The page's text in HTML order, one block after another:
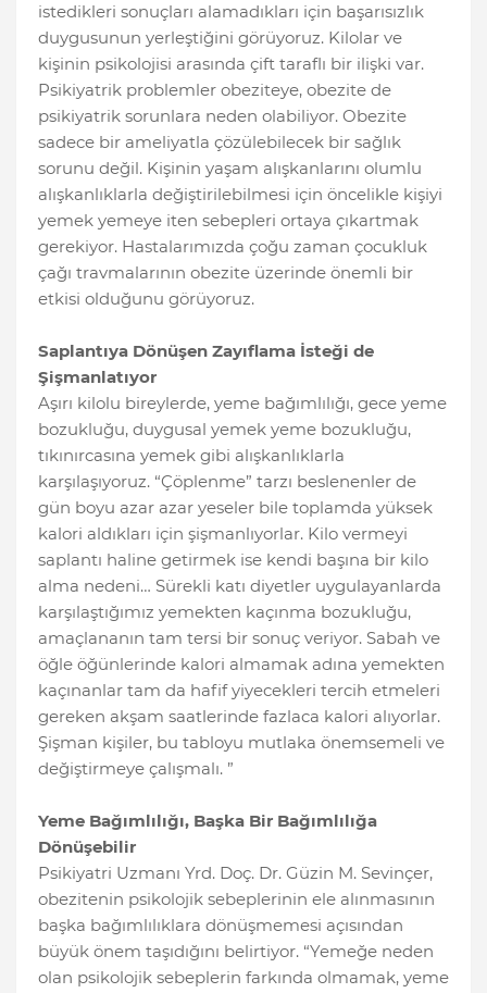
istedikleri sonuçları alamadıkları için başarısızlık
duygusunun yerleştiğini görüyoruz. Kilolar ve
kişinin psikolojisi arasında çift taraflı bir ilişki var.
Psikiyatrik problemler obeziteye, obezite de
psikiyatrik sorunlara neden olabiliyor. Obezite
sadece bir ameliyatla çözülebilecek bir sağlık
sorunu değil. Kişinin yaşam alışkanlarını olumlu
alışkanlıklarla değiştirilebilmesi için öncelikle kişiyi
yemek yemeye iten sebepleri ortaya çıkartmak
gerekiyor. Hastalarımızda çoğu zaman çocukluk
çağı travmalarının obezite üzerinde önemli bir
etkisi olduğunu görüyoruz.
Saplantıya Dönüşen Zayıflama İsteği de
Şişmanlatıyor
Aşırı kilolu bireylerde, yeme bağımlılığı, gece yeme
bozukluğu, duygusal yemek yeme bozukluğu,
tıkınırcasına yemek gibi alışkanlıklarla
karşılaşıyoruz. “Çöplenme” tarzı beslenenler de
gün boyu azar azar yeseler bile toplamda yüksek
kalori aldıkları için şişmanlıyorlar. Kilo vermeyi
saplantı haline getirmek ise kendi başına bir kilo
alma nedeni… Sürekli katı diyetler uygulayanlarda
karşılaştığımız yemekten kaçınma bozukluğu,
amaçlananın tam tersi bir sonuç veriyor. Sabah ve
öğle öğünlerinde kalori almamak adına yemekten
kaçınanlar tam da hafif yiyecekleri tercih etmeleri
gereken akşam saatlerinde fazlaca kalori alıyorlar.
Şişman kişiler, bu tabloyu mutlaka önemsemeli ve
değiştirmeye çalışmalı. ”
Yeme Bağımlılığı, Başka Bir Bağımlılığa
Dönüşebilir
Psikiyatri Uzmanı Yrd. Doç. Dr. Güzin M. Sevinçer,
obezitenin psikolojik sebeplerinin ele alınmasının
başka bağımlılıklara dönüşmemesi açısından
büyük önem taşıdığını belirtiyor. “Yemeğe neden
olan psikolojik sebeplerin farkında olmamak, yeme